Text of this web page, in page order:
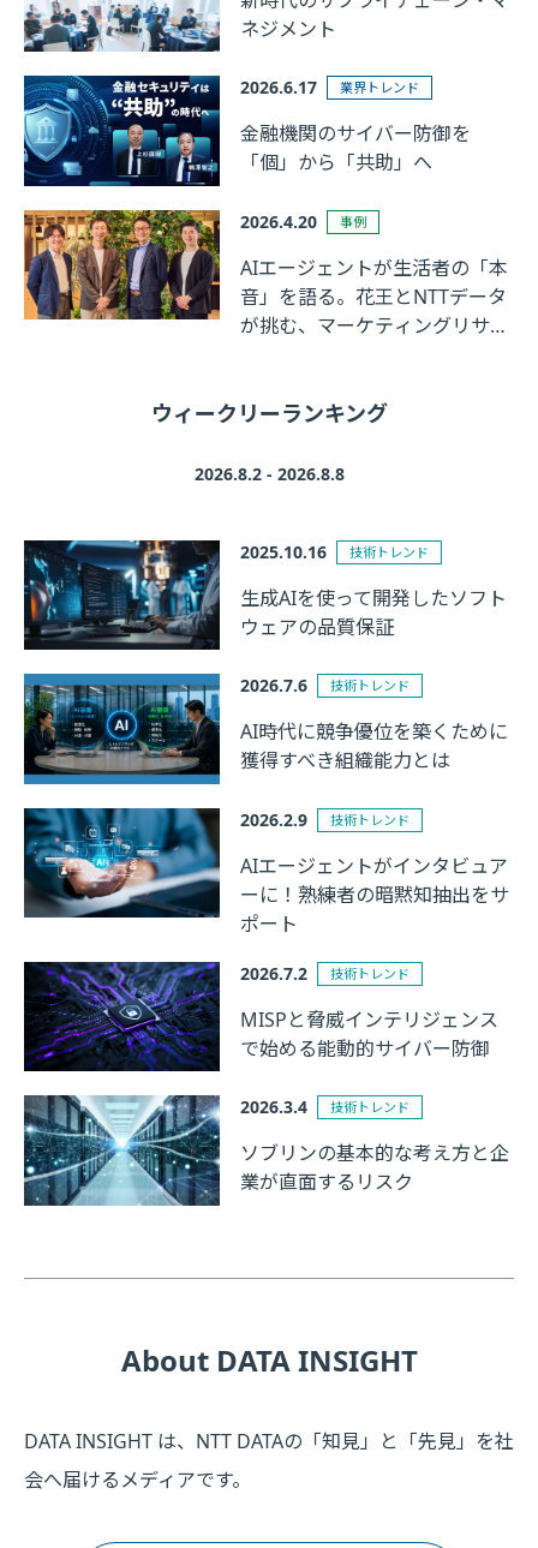
ネジメント
2026.6.17 業界トレンド
金融機関のサイバー防御を
「個」から「共助」へ
2026.4.20 事例
AIエージェントが生活者の「本
音」を語る。花王とNTTデータ
が挑む、マーケティングリサー
ウィークリーランキング
2026.8.2 - 2026.8.8
2025.10.16 技術トレンド
生成AIを使って開発したソフト
ウェアの品質保証
2026.7.6 技術トレンド
AI時代に競争優位を築くために
獲得すべき組織能力とは
2026.2.9 技術トレンド
AIエージェントがインタビュア
ーに！熟練者の暗黙知抽出をサ
ポート
2026.7.2 技術トレンド
MISPと脅威インテリジェンス
で始める能動的サイバー防御
2026.3.4 技術トレンド
ソブリンの基本的な考え方と企
業が直面するリスク
About DATA INSIGHT
DATA INSIGHT は、NTT DATAの「知見」と「先見」を社
会へ届けるメディアです。